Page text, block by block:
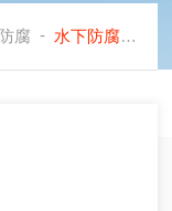
腐 - 水下防腐施工